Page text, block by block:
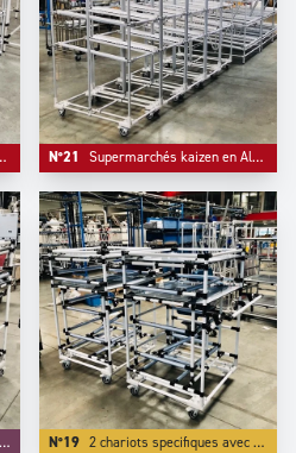
N°21 Supermarchés kaizen en Aluminum configurés sur notre site Trilogiq.com .
N°19 2 chariots specifiques avec système de protection des pièces transportées.